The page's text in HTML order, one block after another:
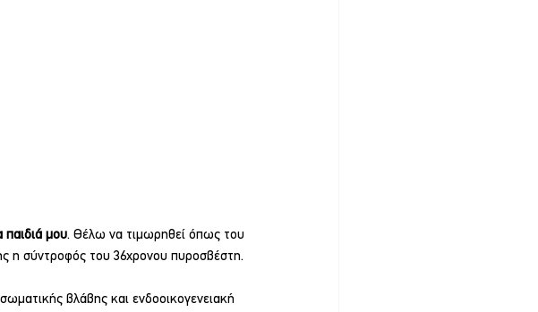
παιδιά μου. Θέλω να τιμωρηθεί όπως του
η σύντροφός του 36χρονου πυροσβέστη.
βλάβης και ενδοοικογενειακή